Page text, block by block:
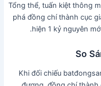
Tổng thể, tuấn kiệt thông
phá đồng chí thành cục
hiện 1 kỷ nguyên
So
Khi đối chiếu